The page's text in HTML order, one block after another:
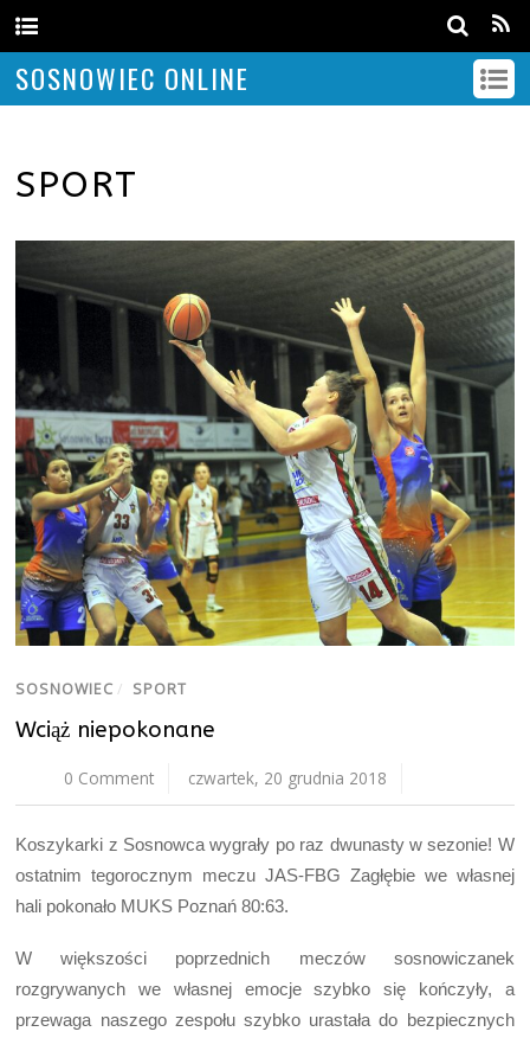
SOSNOWIEC ONLINE
SPORT
SOSNOWIEC / SPORT
Wciąż niepokonane
0 Comment czwartek, 20 grudnia 2018
Koszykarki z Sosnowca wygrały po raz dwunasty w sezonie! W
ostatnim tegorocznym meczu JAS-FBG Zagłębie we własnej
hali pokonało MUKS Poznań 80:63.
W większości poprzednich meczów sosnowiczanek
rozgrywanych we własnej emocje szybko się kończyły, a
przewaga naszego zespołu szybko urastała do bezpiecznych